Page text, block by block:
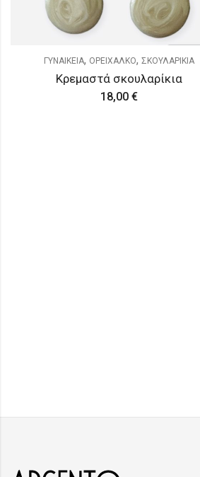
ΑΣΗΜΕΝΙΑ ,ΓΥΝΑΙΚΕΙΑ, ΣΚΟΥΛΑΡΙΚΙΑ
Σκουλαρίκια από Ασήμι 925
42,00€